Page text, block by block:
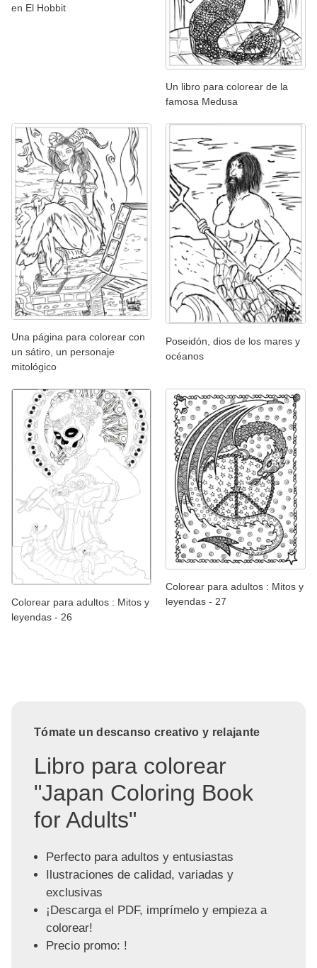
en El Hobbit
Un libro para colorear de la
famosa Medusa
Una página para colorear con
un sátiro, un personaje
mitológico
Poseidón, dios de los mares y
océanos
Colorear para adultos : Mitos y
leyendas - 26
Colorear para adultos : Mitos y
leyendas - 27
Tómate un descanso creativo y relajante
Libro para colorear
"Japan Coloring Book
for Adults"
Perfecto para adultos y entusiastas
Ilustraciones de calidad, variadas y
exclusivas
¡Descarga el PDF, imprímelo y empieza a
colorear!
Precio promo: !